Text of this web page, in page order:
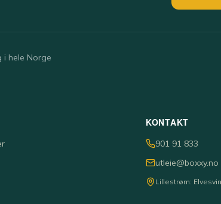
i hele Norge
KONTAKT
901 91 833
utleie@boxxy.no
Lillestrøm: